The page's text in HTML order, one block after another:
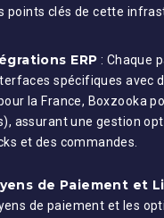
points clés de cette
ERP : Chaque
spécifiques avec
la France, Boxzooka
assurant une gestion
et des commandes.
de Paiement et
de paiement et les